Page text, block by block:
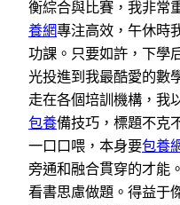
衡綜合與比賽，我非常
養網專注高效，午休時
功課。只要如許，下學
光投進到我最酷愛的數
走在各個培訓機構，我
包養備技巧，標題不克
一口口喂，本身要包養
旁通和融合貫穿的才能
看書思慮做題。得益于